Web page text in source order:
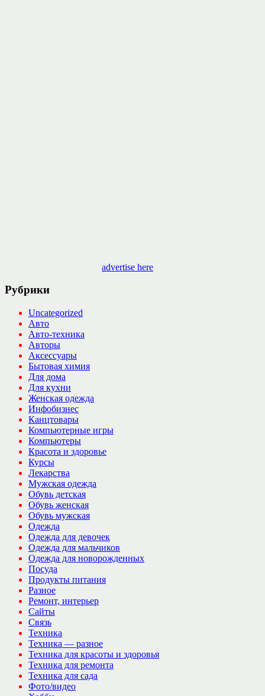
advertise here
Рубрики
Uncategorized
Авто
Авто-техника
Авторы
Аксессуары
Бытовая химия
Для дома
Для кухни
Женская одежда
Инфобизнес
Канцтовары
Компьютерные игры
Компьютеры
Красота и здоровье
Курсы
Лекарства
Мужская одежда
Обувь детская
Обувь женская
Обувь мужская
Одежда
Одежда для девочек
Одежда для мальчиков
Одежда для новорожденных
Посуда
Продукты питания
Разное
Ремонт, интерьер
Сайты
Связь
Техника
Техника — разное
Техника для красоты и здоровья
Техника для ремонта
Техника для сада
Фото/видео